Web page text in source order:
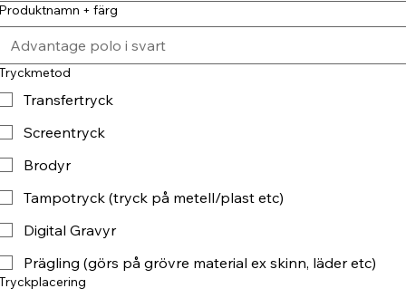
+ färg
Transfertryck
Screentryck
Brodyr
Tampotryck (tryck på metell/plast etc)
Digital Gravyr
Prägling (görs på grövre material ex skinn, läder etc)